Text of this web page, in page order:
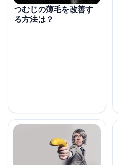
つむじの薄毛を改善す
る方法は？